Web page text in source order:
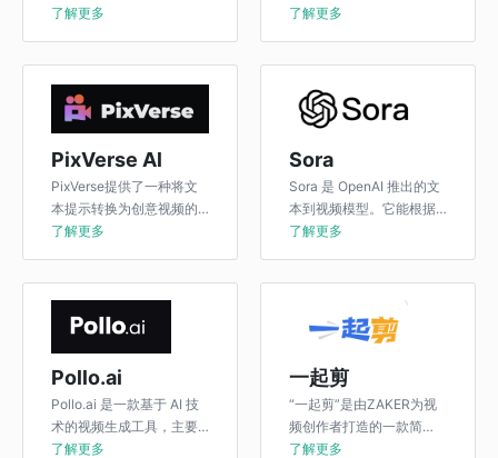
济的视频生成解决方案的
了解更多
提供快速、创造性的视觉
了解更多
PixVerse Al
PixVerse提供了一种将文
本提示转换为创意视频的
简单方法，使内容创建简
了解更多
Sora
Sora 是 OpenAI 推出的文
本到视频模型。它能根据
用户输入的描述性提示快
了解更多
Pollo.ai
Pollo.ai 是一款基于 AI 技
术的视频生成工具，主要
面向内容创作者和营销人
了解更多
一起剪
“一起剪”是由ZAKER为视
频创作者打造的一款简
单、高效的智能短视频制
了解更多